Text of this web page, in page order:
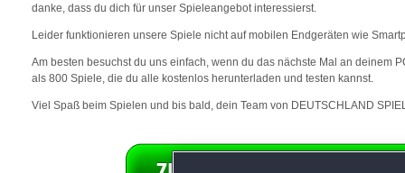
danke, dass du dich für unser Spieleangebot interessierst.
Leider funktionieren unsere Spiele nicht auf mobilen Endgeräten wie
Am besten besuchst du uns einfach, wenn du das nächste Mal an deinem
als 800 Spiele, die du alle kostenlos herunterladen und testen kannst.
Viel Spaß beim Spielen und bis bald, dein Team von DEUTSCHLAND